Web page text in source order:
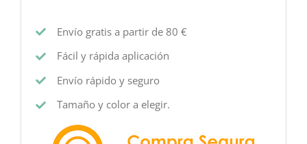
Envío gratis a partir de 80 €
Fácil y rápida aplicación
Envío rápido y seguro
Tamaño y color a elegir.